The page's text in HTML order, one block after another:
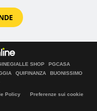
SHOP
PGCASA
QUIFINANZA
BUONISSIMO
Policy
Preferenze sui cookie